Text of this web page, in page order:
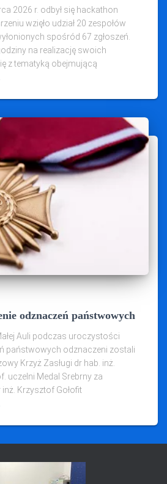
2026 r. odbył się hackathon
wzięło udział 20 zespołów
spośród 67 zgłoszeń.
na realizację swoich
z tematyką obejmującą
odznaczeń państwowych
Auli podczas uroczystości
państwowych odznaczeni zostali
Krzyż Zasługi dr hab. inż.
uczelni Medal Srebrny za
inż. Krzysztof Gołofit